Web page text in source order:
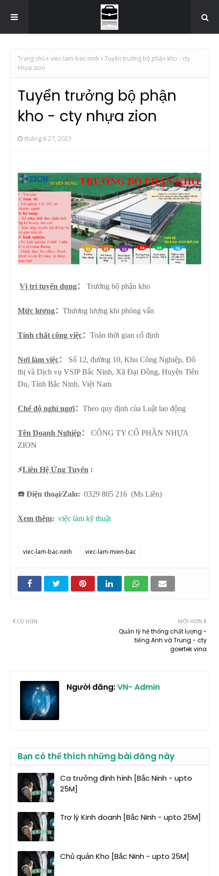
Trang chủ viec-lam-bac-ninh
Tuyển trưởng bộ phận kho - cty
nhựa zion
Tuyển trưởng bộ phận
kho - cty nhựa zion
tháng 6 27, 2023
Vị trí tuyển dụng： Trưởng bộ phận kho
Mức lương： Thương lượng khi phỏng vấn
Tính chất công việc： Toàn thời gian cố định
Nơi làm việc：
Số 12, đường 10, Khu Công Nghiệp, Đô
thị và Dịch vụ VSIP Bắc Ninh, Xã Đại Đồng, Huyện Tiên
Du, Tỉnh Bắc Ninh, Việt Nam
Chế độ nghỉ ngơi： Theo quy định của Luật lao động
Tên Doanh Nghiệp：
CÔNG TY CỔ PHẦN NHỰA
ZION
⚡️Liên Hệ Ứng Tuyển :
☎️ Điện thoại/Zalo: 0329 805 216 (Ms Liên)
Xem thêm: việc làm kỹ thuật
viec-lam-bac-ninh viec-lam-mien-bac
MỚI HƠN
Quản lý hệ thống chất lượng -
tiếng Anh và Trung - cty
goertek vina
CŨ HƠN
Người đăng:VN- Admin
Bạn có thể thích những bài đăng này
Ca trưởng định hình [Bắc Ninh - upto
25M]
Trợ lý Kinh doanh [Bắc Ninh - upto 25M]
Chủ quản Kho [Bắc Ninh - upto 25M]